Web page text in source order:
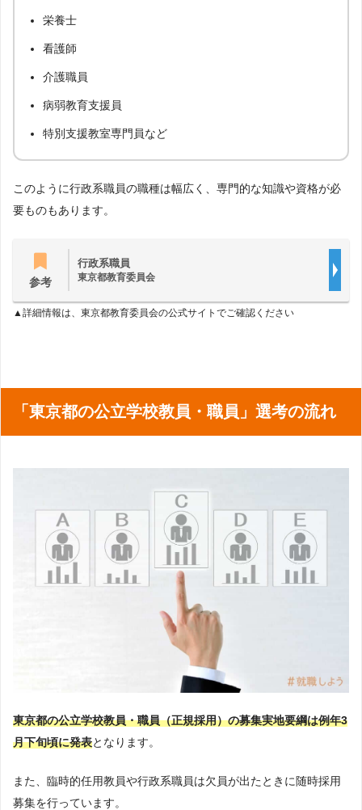
栄養士
看護師
介護職員
病弱教育支援員
特別支援教室専門員など
このように行政系職員の職種は幅広く、専門的な知識や資格が必
要ものもあります。
参考
行政系職員
東京都教育委員会
▲詳細情報は、東京都教育委員会の公式サイトでご確認ください
「東京都の公立学校教員・職員」選考の流れ
東京都の公立学校教員・職員（正規採用）の募集実地要綱は例年3
月下旬頃に発表となります。
また、臨時的任用教員や行政系職員は欠員が出たときに随時採用
募集を行っています。